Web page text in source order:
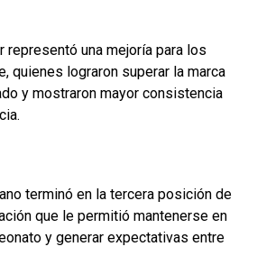
representó una mejoría para los
quienes lograron superar la marca
y mostraron mayor consistencia
terminó en la tercera posición de
que le permitió mantenerse en
y generar expectativas entre